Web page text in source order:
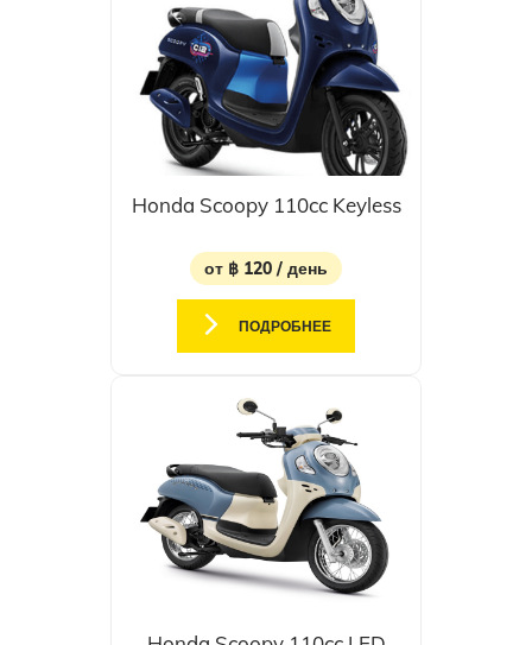
Honda Scoopy 110cc Keyless
от ฿ 120 / день
ПОДРОБНЕЕ